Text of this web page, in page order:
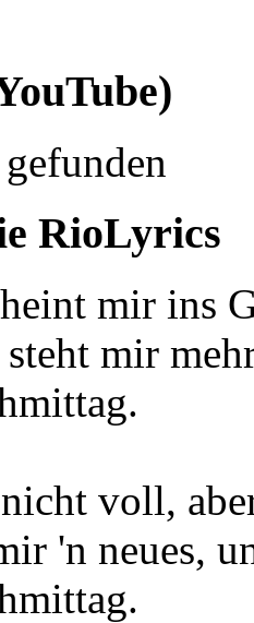
RioLyrics
mir ins
mir
voll,
'n neues,